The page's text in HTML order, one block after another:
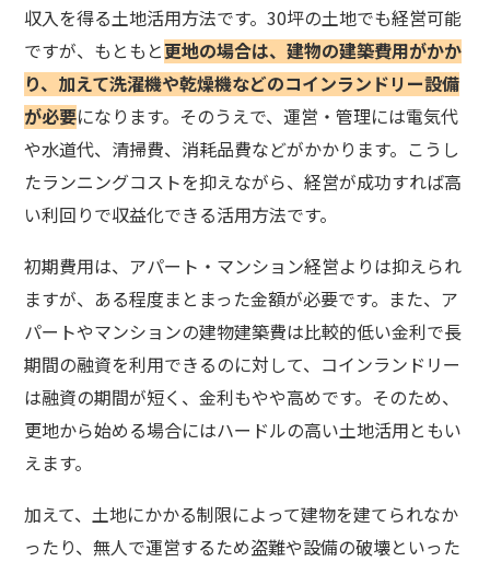
収入を得る土地活用方法です。30坪の土地でも経営可能
ですが、もともと更地の場合は、建物の建築費用がかか
り、加えて洗濯機や乾燥機などのコインランドリー設備
が必要になります。そのうえで、運営・管理には電気代
や水道代、清掃費、消耗品費などがかかります。こうし
たランニングコストを抑えながら、経営が成功すれば高
い利回りで収益化できる活用方法です。
初期費用は、アパート・マンション経営よりは抑えられ
ますが、ある程度まとまった金額が必要です。また、ア
パートやマンションの建物建築費は比較的低い金利で長
期間の融資を利用できるのに対して、コインランドリー
は融資の期間が短く、金利もやや高めです。そのため、
更地から始める場合にはハードルの高い土地活用ともい
えます。
加えて、土地にかかる制限によって建物を建てられなか
ったり、無人で運営するため盗難や設備の破壊といった